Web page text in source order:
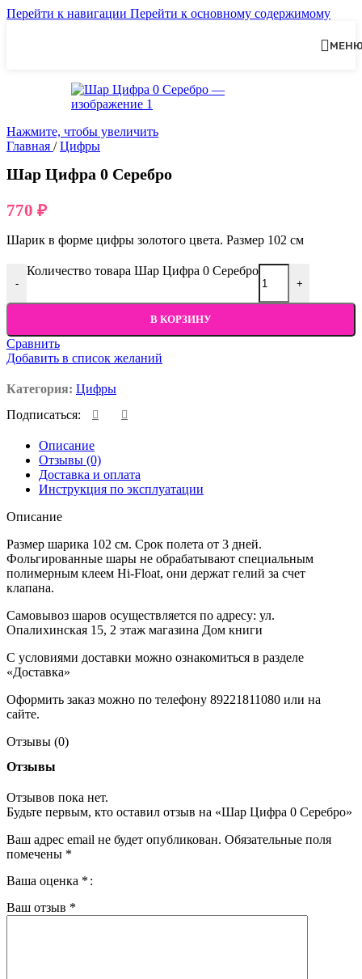
Перейти к навигации Перейти к основному содержимому
Нажмите, чтобы увеличить
Главная / Цифры
Шар Цифра 0 Серебро
770 ₽
Шарик в форме цифры золотого цвета. Размер 102 см
-
Количество товара Шар Цифра 0 Серебро
+
В КОРЗИНУ
Сравнить
Добавить в список желаний
Категория: Цифры
Подписаться:
Описание
Отзывы (0)
Доставка и оплата
Инструкция по эксплуатации
Описание
Размер шарика 102 см. Срок полета от 3 дней.
Фольгированные шары не обрабатывают специальным
полимерным клеем Hi-Float, они держат гелий за счет
клапана.
Самовывоз шаров осуществляется по адресу: ул.
Опалихинская 15, 2 этаж магазина Дом книги
С условиями доставки можно ознакомиться в разделе
«Доставка»
Оформить заказ можно по телефону 89221811080 или на
сайте.
Отзывы (0)
Отзывы
Отзывов пока нет.
Будьте первым, кто оставил отзыв на «Шар Цифра 0 Серебро»
Ваш адрес email не будет опубликован. Обязательные поля
помечены *
Ваша оценка *
Ваш отзыв *